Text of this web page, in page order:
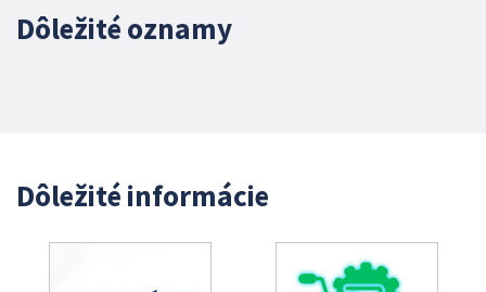
Dôležité oznamy
Dôležité informácie